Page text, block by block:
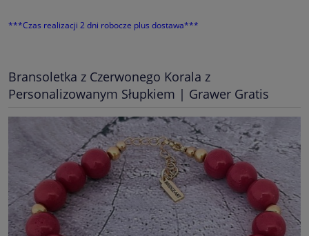
***Czas realizacji 2 dni robocze plus dostawa***
Bransoletka z Czerwonego Korala z
Personalizowanym Słupkiem | Grawer Gratis